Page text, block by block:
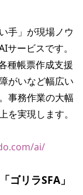
手」が現場ノウ
ービスです。
種帳票作成支援
がいなど幅広い
事務作業の大幅
実現します。
ai/
ゴリラSFA」